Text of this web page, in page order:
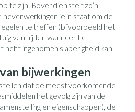
te zijn. Bovendien stelt zo’n
nevenwerkingen je in staat om de
te treffen (bijvoorbeeld het
vermijden wanneer het
hebt ingenomen slaperigheid kan
bijwerkingen
dat de meest voorkomende
het gevolg zijn van de
en eigenschappen), de